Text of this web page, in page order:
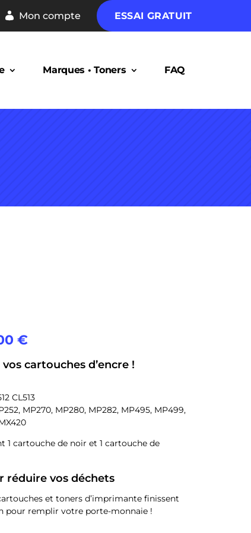
Mon compte ESSAI GRATUIT
Marques • Toners FAQ
€
cartouches d’encre !
CL513
MP270, MP280, MP282, MP495, MP499,
1 cartouche de noir et 1 cartouche de
réduire vos déchets
et toners d’imprimante finissent
pour remplir votre porte-monnaie !